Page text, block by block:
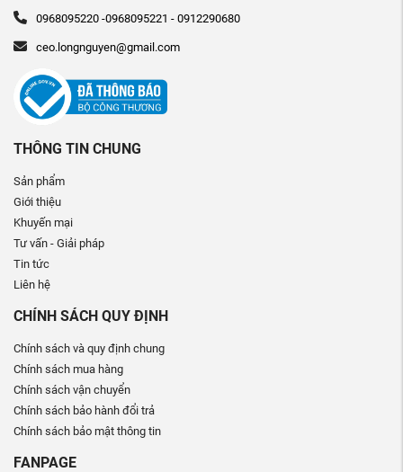
0968095220 -0968095221 - 0912290680
ceo.longnguyen@gmail.com
THÔNG TIN CHUNG
Sản phẩm
Giới thiệu
Khuyến mại
Tư vấn - Giải pháp
Tin tức
Liên hệ
CHÍNH SÁCH QUY ĐỊNH
Chính sách và quy định chung
Chính sách mua hàng
Chính sách vận chuyển
Chính sách bảo hành đổi trả
Chính sách bảo mật thông tin
FANPAGE